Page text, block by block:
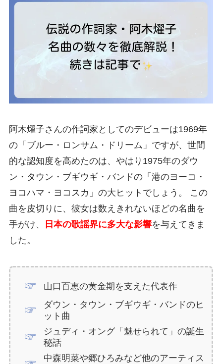
阿木燿子さんの作詞家としてのデビューは1969年
の「ブルー・ロンサム・ドリーム」ですが、世間
的な認知度を高めたのは、やはり1975年のダウ
ン・タウン・ブギウギ・バンドの「港のヨーコ・
ヨコハマ・ヨコスカ」の大ヒットでしょう。 この
曲を皮切りに、彼女は数えきれないほどの名曲を
手がけ、
日本の歌謡界に多大な影響を与えてきま
した。
山口百恵の黄金期を支えた代表作
ダウン・タウン・ブギウギ・バンドのヒ
ット曲
ジュディ・オング「魅せられて」の誕生
秘話
中森明菜や郷ひろみなど他のアーティス